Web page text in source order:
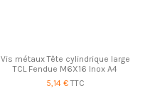
Vis métaux Tête cylindrique large
TCL Fendue M6X16 Inox A4
5,14 €TTC